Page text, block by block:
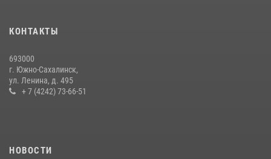
КОНТАКТЫ
693000
г. Южно-Сахалинск,
ул. Ленина, д. 495
+ 7 (4242) 73-66-51
НОВОСТИ